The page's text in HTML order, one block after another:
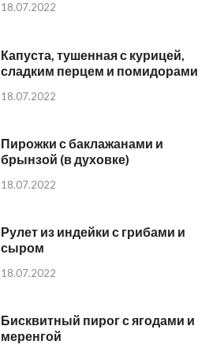
18.07.2022
Капуста, тушенная с курицей,
сладким перцем и помидорами
18.07.2022
Пирожки с баклажанами и
брынзой (в духовке)
18.07.2022
Рулет из индейки с грибами и
сыром
18.07.2022
Бисквитный пирог с ягодами и
меренгой